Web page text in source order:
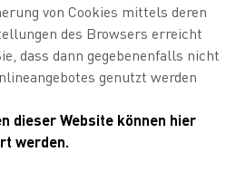
von Cookies mittels deren
des Browsers erreicht
dass dann gegebenenfalls nicht
genutzt werden
dieser Website können hier
werden.